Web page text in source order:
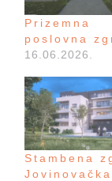
Prizemna
poslovna
16.06.2026.
Stambena
Jovinovačka